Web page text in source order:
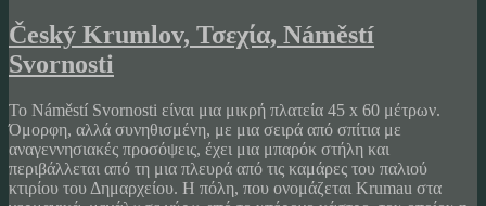
Český Krumlov, Τσεχία, Náměstí
Svornosti
Το Náměstí Svornosti είναι μια μικρή πλατεία 45 x 60 μέτρων.
Όμορφη, αλλά συνηθισμένη, με μια σειρά από σπίτια με
αναγεννησιακές προσόψεις, έχει μια μπαρόκ στήλη και
περιβάλλεται από τη μια πλευρά από τις καμάρες του παλιού
κτιρίου του Δημαρχείου. Η πόλη, που ονομάζεται Krumau στα